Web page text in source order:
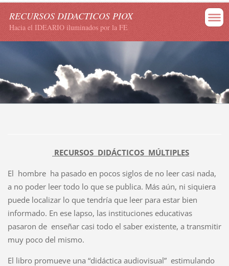
RECURSOS DIDACTICOS PIOX
Hacia el IDEARIO iluminados por la FE
RECURSOS DIDÁCTICOS MÚLTIPLES
El hombre ha pasado en pocos siglos de no leer casi nada,
a no poder leer todo lo que se publica. Más aún, ni siquiera
puede localizar lo que tendría que leer para estar bien
informado. En ese lapso, las instituciones educativas
pasaron de enseñar casi todo el saber existente, a transmitir
muy poco del mismo.
El libro promueve una “didáctica audiovisual” estimulando